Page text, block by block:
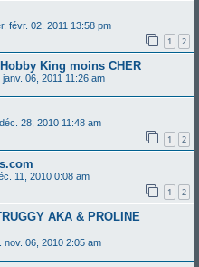
févr. 02, 2011 13:58 pm
1 2
King moins CHER
janv. 06, 2011 11:26 am
28, 2010 11:48 am
1 2
11, 2010 0:08 am
1 2
AKA & PROLINE
nov. 06, 2010 2:05 am